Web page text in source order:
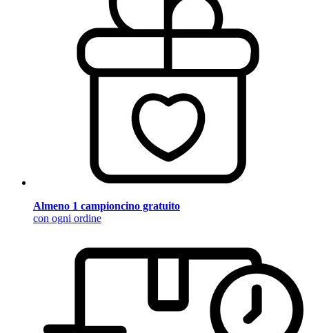
Almeno 1 campioncino gratuito
con ogni ordine